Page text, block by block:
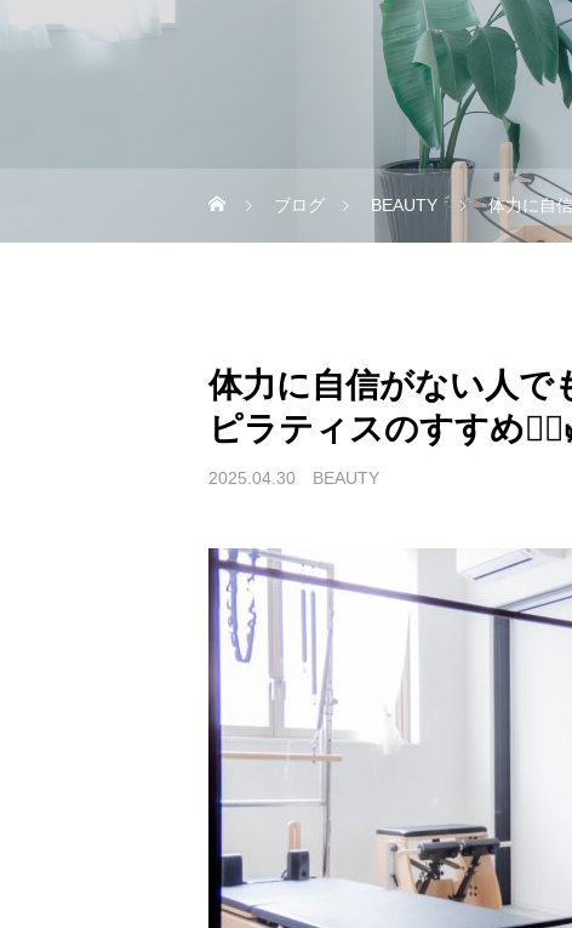
ブログ BEAUTY 体力に自
体力に自信がない人で
ピラティスのすすめ
2025.04.30 BEAUTY